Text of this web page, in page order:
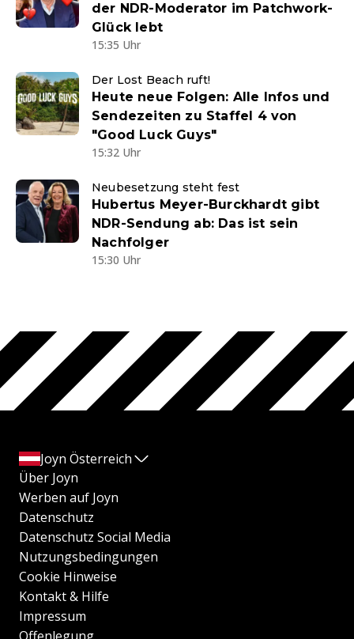
der NDR-Moderator im Patchwork-
Glück lebt
15:35 Uhr
Der Lost Beach ruft!
Heute neue Folgen: Alle Infos und
Sendezeiten zu Staffel 4 von
"Good Luck Guys"
15:32 Uhr
Neubesetzung steht fest
Hubertus Meyer-Burckhardt gibt
NDR-Sendung ab: Das ist sein
Nachfolger
15:30 Uhr
Joyn Österreich
Über Joyn
Werben auf Joyn
Datenschutz
Datenschutz Social Media
Nutzungsbedingungen
Cookie Hinweise
Kontakt & Hilfe
Impressum